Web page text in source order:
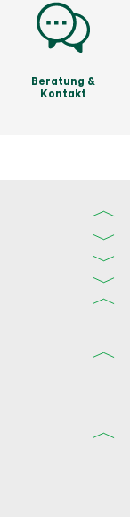
Beratung &
Kontakt